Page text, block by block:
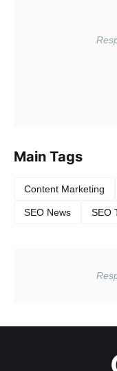
Main Tags
Content Marketing
SEO News SEO